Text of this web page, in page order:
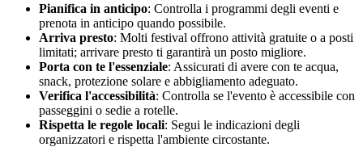
Pianifica in anticipo: Controlla i programmi degli eventi e
prenota in anticipo quando possibile.
Arriva presto: Molti festival offrono attività gratuite o a posti
limitati; arrivare presto ti garantirà un posto migliore.
Porta con te l'essenziale: Assicurati di avere con te acqua,
snack, protezione solare e abbigliamento adeguato.
Verifica l'accessibilità: Controlla se l'evento è accessibile con
passeggini o sedie a rotelle.
Rispetta le regole locali: Segui le indicazioni degli
organizzatori e rispetta l'ambiente circostante.